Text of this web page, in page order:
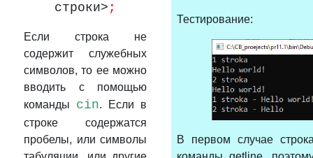
строки> ;
Если строка не
содержит служебных
символов, то ее можно
вводить с помощью
команды cin. Если в
строке содержатся
пробелы, или символы
Тестирование:
В первом случае